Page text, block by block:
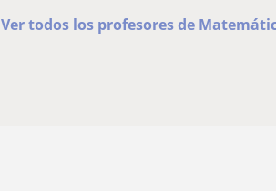
Ver todos los profesores de